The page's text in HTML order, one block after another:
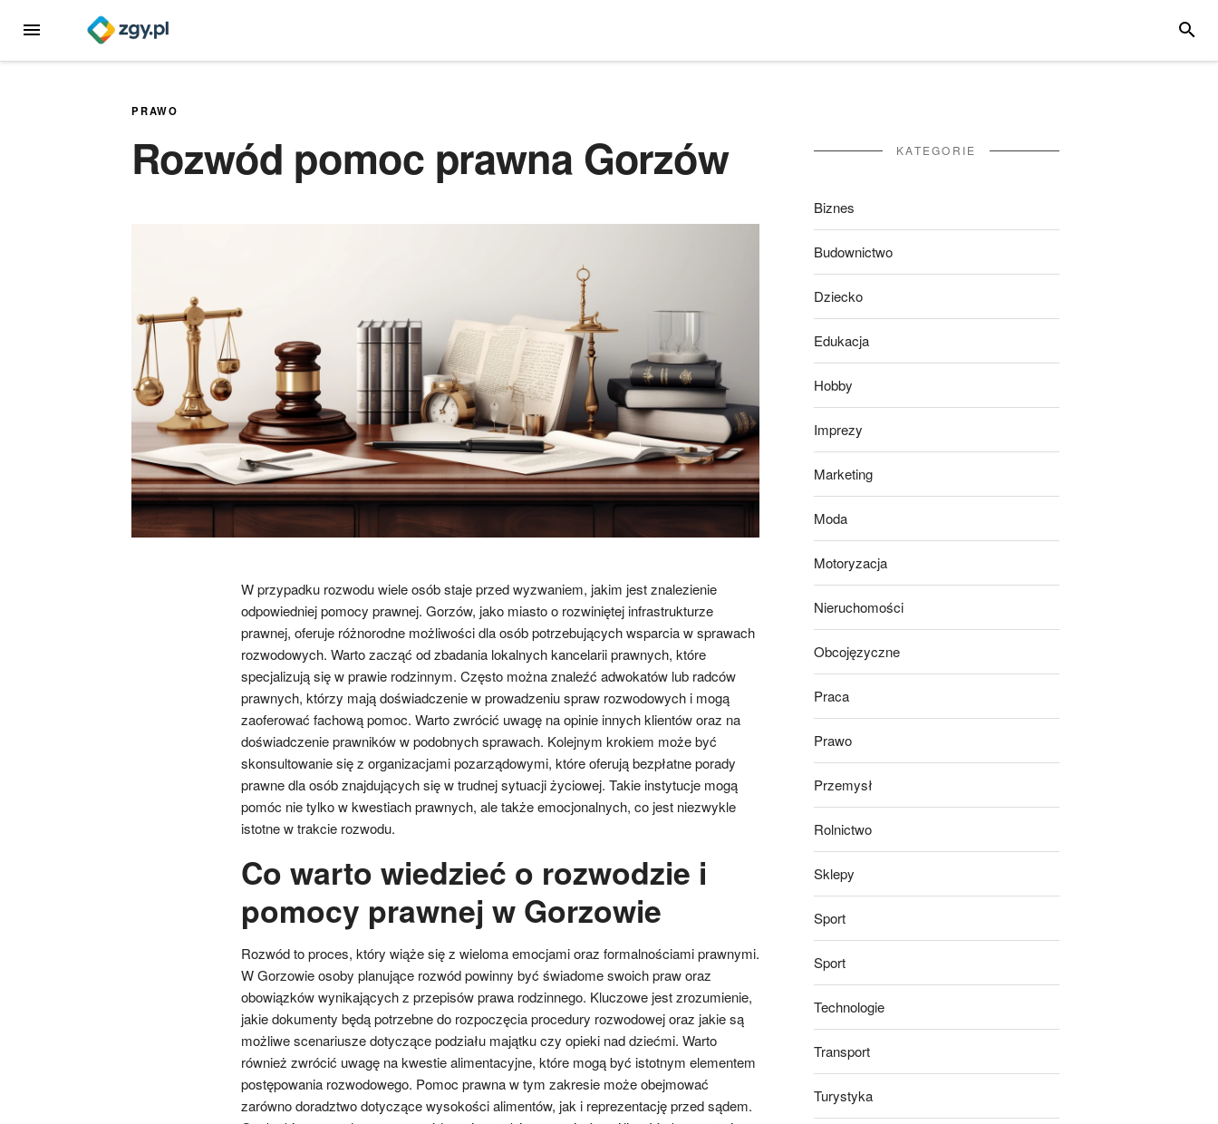
MENU
PRAWO
Rozwód pomoc prawna Gorzów
W przypadku rozwodu wiele osób staje przed wyzwaniem, jakim jest znalezienie
odpowiedniej pomocy prawnej. Gorzów, jako miasto o rozwiniętej infrastrukturze
prawnej, oferuje różnorodne możliwości dla osób potrzebujących wsparcia w sprawach
rozwodowych. Warto zacząć od zbadania lokalnych kancelarii prawnych, które
specjalizują się w prawie rodzinnym. Często można znaleźć adwokatów lub radców
prawnych, którzy mają doświadczenie w prowadzeniu spraw rozwodowych i mogą
zaoferować fachową pomoc. Warto zwrócić uwagę na opinie innych klientów oraz na
doświadczenie prawników w podobnych sprawach. Kolejnym krokiem może być
skonsultowanie się z organizacjami pozarządowymi, które oferują bezpłatne porady
prawne dla osób znajdujących się w trudnej sytuacji życiowej. Takie instytucje mogą
pomóc nie tylko w kwestiach prawnych, ale także emocjonalnych, co jest niezwykle
istotne w trakcie rozwodu.
Co warto wiedzieć o rozwodzie i
pomocy prawnej w Gorzowie
Rozwód to proces, który wiąże się z wieloma emocjami oraz formalnościami prawnymi.
W Gorzowie osoby planujące rozwód powinny być świadome swoich praw oraz
obowiązków wynikających z przepisów prawa rodzinnego. Kluczowe jest zrozumienie,
jakie dokumenty będą potrzebne do rozpoczęcia procedury rozwodowej oraz jakie są
możliwe scenariusze dotyczące podziału majątku czy opieki nad dziećmi. Warto
również zwrócić uwagę na kwestie alimentacyjne, które mogą być istotnym elementem
postępowania rozwodowego. Pomoc prawna w tym zakresie może obejmować
zarówno doradztwo dotyczące wysokości alimentów, jak i reprezentację przed sądem.
KATEGORIE
Biznes
Budownictwo
Dziecko
Edukacja
Hobby
Imprezy
Marketing
Moda
Motoryzacja
Nieruchomości
Obcojęzyczne
Praca
Prawo
Przemysł
Rolnictwo
Sklepy
Sport
Sport
Technologie
Transport
Turystyka